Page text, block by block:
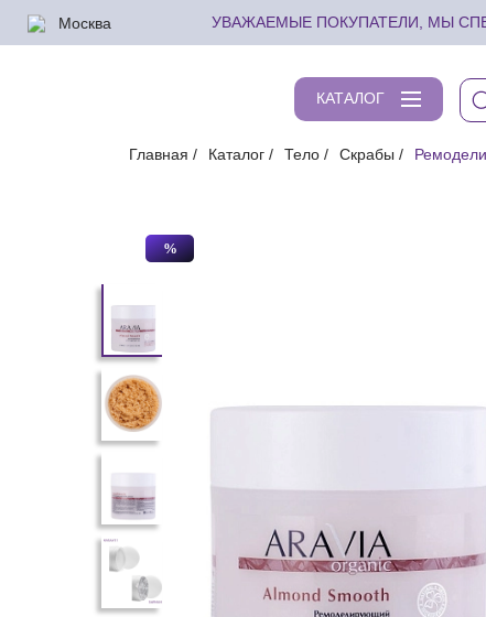
УВАЖАЕМЫЕ ПОКУПАТЕЛИ, МЫ
Москва
КАТАЛОГ
Главная Каталог Тело Скрабы
%